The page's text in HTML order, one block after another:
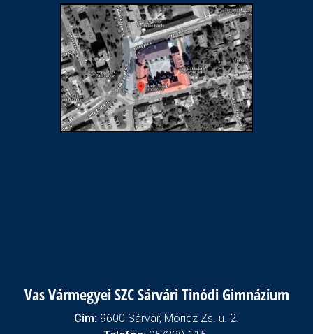
Vas Vármegyei SZC Sárvári Tinódi Gimnázium
Cím: 9600 Sárvár, Móricz Zs. u. 2.